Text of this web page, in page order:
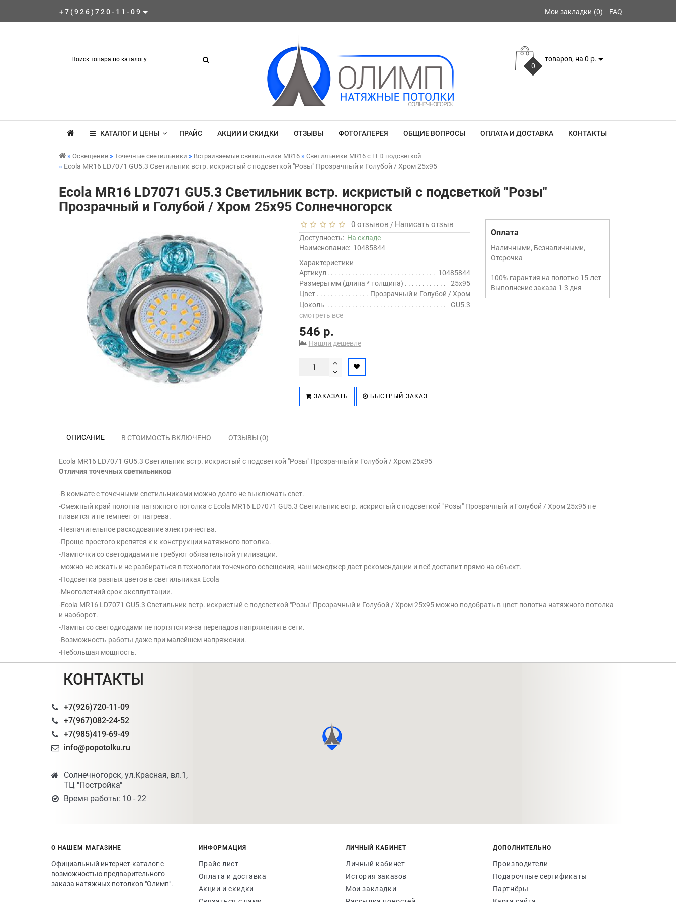
+7(926)720-11-09 Мои закладки (0) FAQ
0
товаров, на 0 р.
КАТАЛОГ И ЦЕНЫ ПРАЙС АКЦИИ И СКИДКИ ОТЗЫВЫ ФОТОГАЛЕРЕЯ ОБЩИЕ ВОПРОСЫ ОПЛАТА И ДОСТАВКА КОНТАКТЫ
Освещение Точечные светильники Встраиваемые светильники MR16 Светильники MR16 с LED подсветкой
Ecola MR16 LD7071 GU5.3 Светильник встр. искристый с подсветкой "Розы" Прозрачный и Голубой / Хром 25x95
Ecola MR16 LD7071 GU5.3 Светильник встр. искристый с подсветкой "Розы"
Прозрачный и Голубой / Хром 25x95 Солнечногорск
0 отзывов / Написать отзыв
Доступность: На складе
Наименование: 10485844
Характеристики
Артикул
10485844
Размеры мм (длина * толщина)
25x95
Цвет
Прозрачный и Голубой / Хром
Цоколь
GU5.3
смотреть все
546 р.
Нашли дешевле
ЗАКАЗАТЬ БЫСТРЫЙ ЗАКАЗ
Оплата
Наличными, Безналичными,
Отсрочка
100% гарантия на полотно 15 лет
Выполнение заказа 1-3 дня
ОПИСАНИЕ В СТОИМОСТЬ ВКЛЮЧЕНО ОТЗЫВЫ (0)
Ecola MR16 LD7071 GU5.3 Светильник встр. искристый с подсветкой "Розы" Прозрачный и Голубой / Хром 25x95
Отличия точечных светильников
-В комнате с точечными светильниками можно долго не выключать свет.
-Смежный край полотна натяжного потолка с Ecola MR16 LD7071 GU5.3 Светильник встр. искристый с подсветкой "Розы" Прозрачный и Голубой / Хром 25x95 не
плавится и не темнеет от нагрева.
-Незначительное расходование электричества.
-Проще простого крепятся к к конструкции натяжного потолка.
-Лампочки со светодидами не требуют обязательной утилизации.
-можно не искать и не разбираться в технологии точечного освещения, наш менеджер даст рекомендации и всё доставит прямо на объект.
-Подсветка разных цветов в светильниках Ecola
-Многолетний срок эксплуптации.
-Ecola MR16 LD7071 GU5.3 Светильник встр. искристый с подсветкой "Розы" Прозрачный и Голубой / Хром 25x95 можно подобрать в цвет полотна натяжного потолка
и наоборот.
-Лампы со светодиодами не портятся из-за перепадов напряжения в сети.
-Возможность работы даже при малейшем напряжении.
-Небольшая мощность.
КОНТАКТЫ
+7(926)720-11-09
+7(967)082-24-52
+7(985)419-69-49
info@popotolku.ru
Солнечногорск, ул.Красная, вл.1,
ТЦ "Постройка"
Время работы: 10 - 22
О НАШЕМ МАГАЗИНЕ
Официальный интернет-каталог с
возможностью предварительного
заказа натяжных потолков "Олимп".
ИНФОРМАЦИЯ
Прайс лист
Оплата и доставка
Акции и скидки
ЛИЧНЫЙ КАБИНЕТ
Личный кабинет
История заказов
Мои закладки
ДОПОЛНИТЕЛЬНО
Производители
Подарочные сертификаты
Партнёры